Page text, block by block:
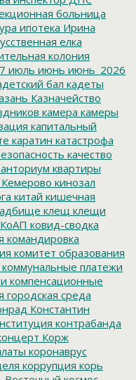
больница
ипотека Ирина
елка
колония
июль июнь июнь_2026
бал кадеты
Казначейство
камера камеры
капитальный
каратин катастрофа
качество
квартиры
Кемерово кинозал
китай кишечная
клещ клещи
КоАП ковид-сводка
командировка
комитет образования
коммунальные платежи
компенсационные
городская среда
Константин
контрабанда
Корж
коронаврус
коррупция корь